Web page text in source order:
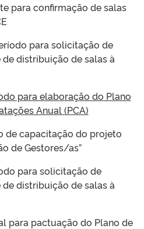
para confirmação de salas
para solicitação de
de distribuição de salas à
para elaboração do Plano
Anual (PCA)
de capacitação do projeto
de Gestores/as”
para solicitação de
de distribuição de salas à
para pactuação do Plano de